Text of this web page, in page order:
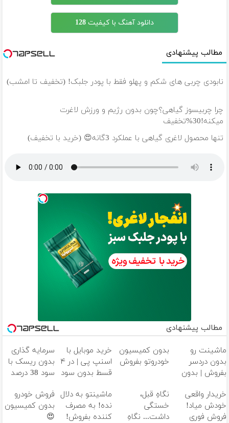
دانلود آهنگ با کیفیت 128
مطالب پیشنهادی
نابودی چربی های شکم و پهلو فقط با پودر جلبک! (تخفیف تا امشب)
چرا چربیسوز گیاهی؟چون بدون رژیم و ورزش لاغرت
میکنه!30%تخفیف
تنها محصول لاغری گیاهی با عملکرد 3گانه😍 (خرید با تخفیف)
مطالب پیشنهادی
ماشینت رو
بدون دردسر
بفروش | بدون
بدون کمیسیون
خودروتو بفروش
خرید موبایل با
اسنپ پی | در ۴
قسط بدون سود
سرمایه گذاری
بدون ریسک با
سود 38 درصد
خریدار واقعی
خودش میاد!
فروش فوری
نگاهِ قبل،
خستگی
داشت... نگاهِ
ماشینتو به دلال
نده! به مصرف
کننده بفروش!
فروش خودرو
بدون کمیسیون
😍